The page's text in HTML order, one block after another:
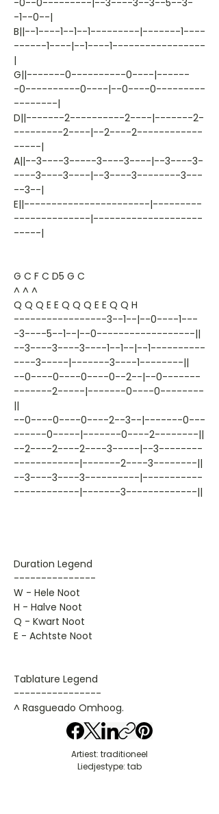
-0--0---------|--3----3--3--5--3-
-1--0--|
B||--1----1--1--1---------|-------1----
------1----|--1----1-----------------
|
G||-------0----------0----|------
-0----------0----|--0----0---------
--------|
D||-------2----------2----|-------2-
---------2----|--2----2------------
-----|
A||--3----3-----3----3----|--3----3-
----3----3----|--3----3--------3---
--3--|
E||-----------------------|---------
--------------|--------------------
-----|
G C F C D5 G C
^ ^ ^
Q Q Q E E Q Q Q E E Q Q H
-----------------3--1--|--0----1---
-3----5--1--|--0------------------||
--3----3----3----1--1--|--1----------
----3-----|-------3----1--------||
--0----0----0----0--2--|--0-------
-------2-----|-------0----0--------
||
--0----0----0----2--3--|-------0---
------0-----|-------0----2--------||
--2----2----2----3-----|--3--------
------------|-------2----3--------||
--3----3----3----------|-----------
------------|-------3-------------||
Duration Legend
---------------
W - Hele Noot
H - Halve Noot
Q - Kwart Noot
E - Achtste Noot
Tablature Legend
----------------
^ Rasgueado Omhoog.
Artiest: traditioneel
Liedjestype: tab